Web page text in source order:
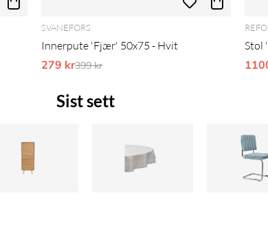
SVANEFORS
Innerpute 'Fjær' 50x75 - Hvit
279 krOrdinarie pris:
399 kr
Stol
Sist sett